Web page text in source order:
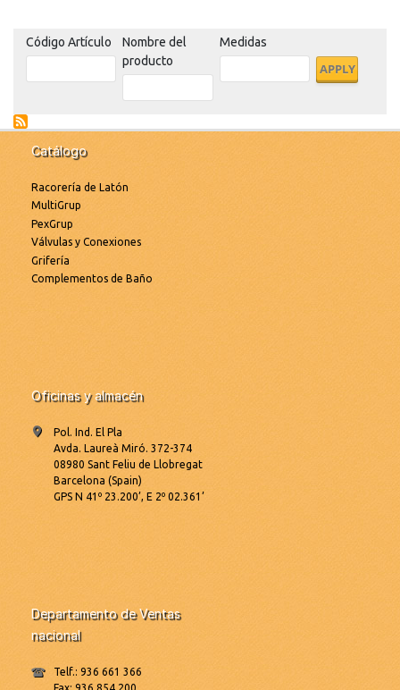
Código Artículo
Nombre del
producto
Medidas
Catálogo
Racorería de Latón
MultiGrup
PexGrup
Válvulas y Conexiones
Grifería
Complementos de Baño
Oficinas y almacén
Pol. Ind. El Pla
Avda. Laureà Miró. 372-374
08980 Sant Feliu de Llobregat
Barcelona (Spain)
GPS N 41º 23.200’, E 2º 02.361’
Departamento de Ventas
nacional
Telf.: 936 661 366